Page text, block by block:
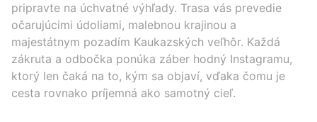
pripravte na úchvatné výhľady. Trasa vás prevedie
očarujúcimi údoliami, malebnou krajinou a
majestátnym pozadím Kaukazských veľhôr. Každá
zákruta a odbočka ponúka záber hodný Instagramu,
ktorý len čaká na to, kým sa objaví, vďaka čomu je
cesta rovnako príjemná ako samotný cieľ.